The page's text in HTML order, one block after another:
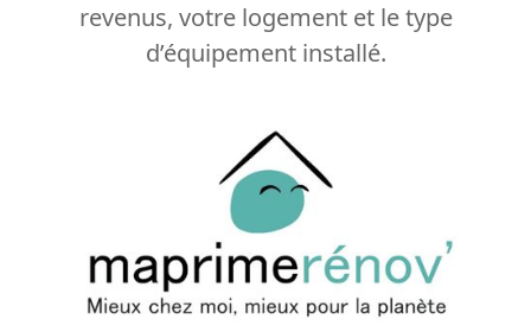
revenus, votre logement et le type
d’équipement installé.